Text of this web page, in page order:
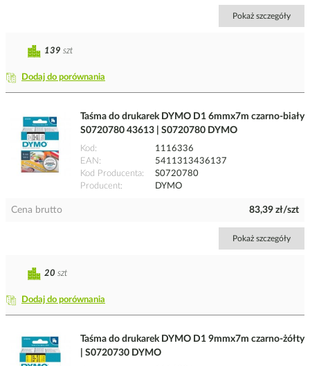
Pokaż szczegóły
Dodaj do porównania
139 szt
Taśma do drukarek DYMO D1 6mmx7m czarno-biały
S0720780 43613 | S0720780 DYMO
Kod
1116336
EAN
5411313436137
Kod Producenta
S0720780
Producent
DYMO
Cena brutto 83,39 zł/szt
Pokaż szczegóły
Dodaj do porównania
20 szt
Taśma do drukarek DYMO D1 9mmx7m czarno-żółty
| S0720730 DYMO